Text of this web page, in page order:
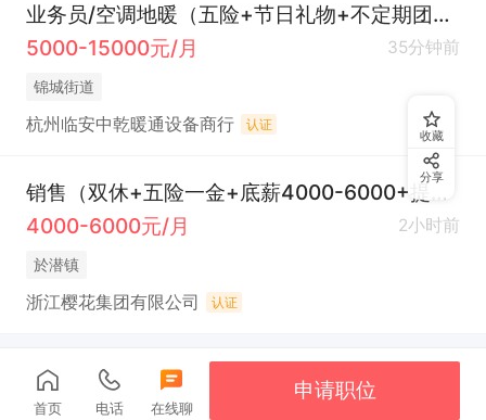
业务员/空调地暖（五险+节日礼物+不定期团建+国际旅游奖励+年会）
5000-15000元/月
35分钟前
锦城街道
杭州临安中乾暖通设备商行 认证
销售（双休+五险一金+底薪4000-6000+提成）
4000-6000元/月
2小时前
於潜镇
浙江樱花集团有限公司 认证
收藏
分享
首页 电话 在线聊
申请职位